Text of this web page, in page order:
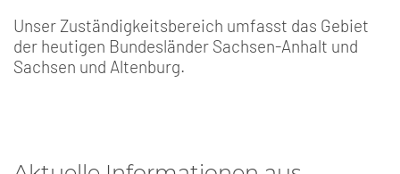
Unser Zuständigkeitsbereich umfasst das Gebiet
der heutigen Bundesländer Sachsen-Anhalt und
Sachsen und Altenburg.